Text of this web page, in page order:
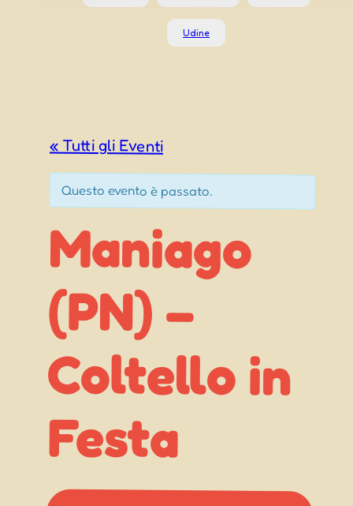
Udine
« Tutti gli Eventi
Questo evento è passato.
Maniago
(PN) –
Coltello in
Festa